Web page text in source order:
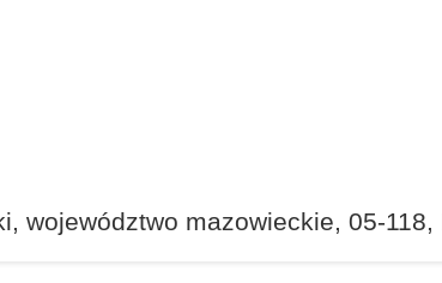
województwo mazowieckie, 05-118,